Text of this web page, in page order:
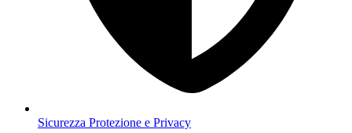
Sicurezza Protezione e Privacy